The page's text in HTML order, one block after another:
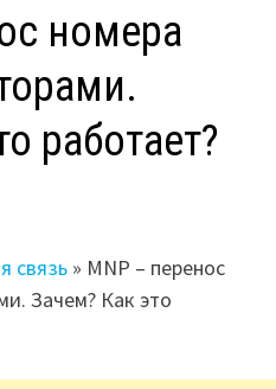
номера
работает?
связь» MNP – перенос
Зачем? Как это